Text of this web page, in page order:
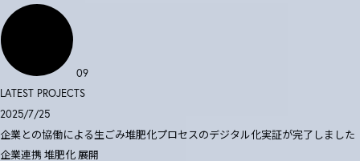
09
LATEST PROJECTS
2025/7/25
企業との協働による生ごみ堆肥化プロセスのデジタル化実証が完了しました
企業連携 堆肥化展開